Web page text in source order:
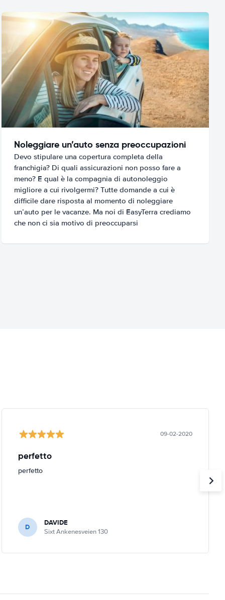
Noleggiare un’auto senza preoccupazioni
Devo stipulare una copertura completa della
franchigia? Di quali assicurazioni non posso fare a
meno? E qual è la compagnia di autonoleggio
migliore a cui rivolgermi? Tutte domande a cui è
difficile dare risposta al momento di noleggiare
un’auto per le vacanze. Ma noi di EasyTerra crediamo
che non ci sia motivo di preoccuparsi
09-02-2020
perfetto
perfetto
D DAVIDE
Sixt Ankenesveien 130